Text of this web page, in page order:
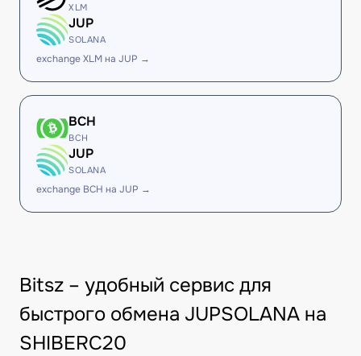
XLM
JUP
SOLANA
exchange XLM на JUP →
BCH
BCH
JUP
SOLANA
exchange BCH на JUP →
Bitsz – удобный сервис для
быстрого обмена JUPSOLANA на
SHIBERC20